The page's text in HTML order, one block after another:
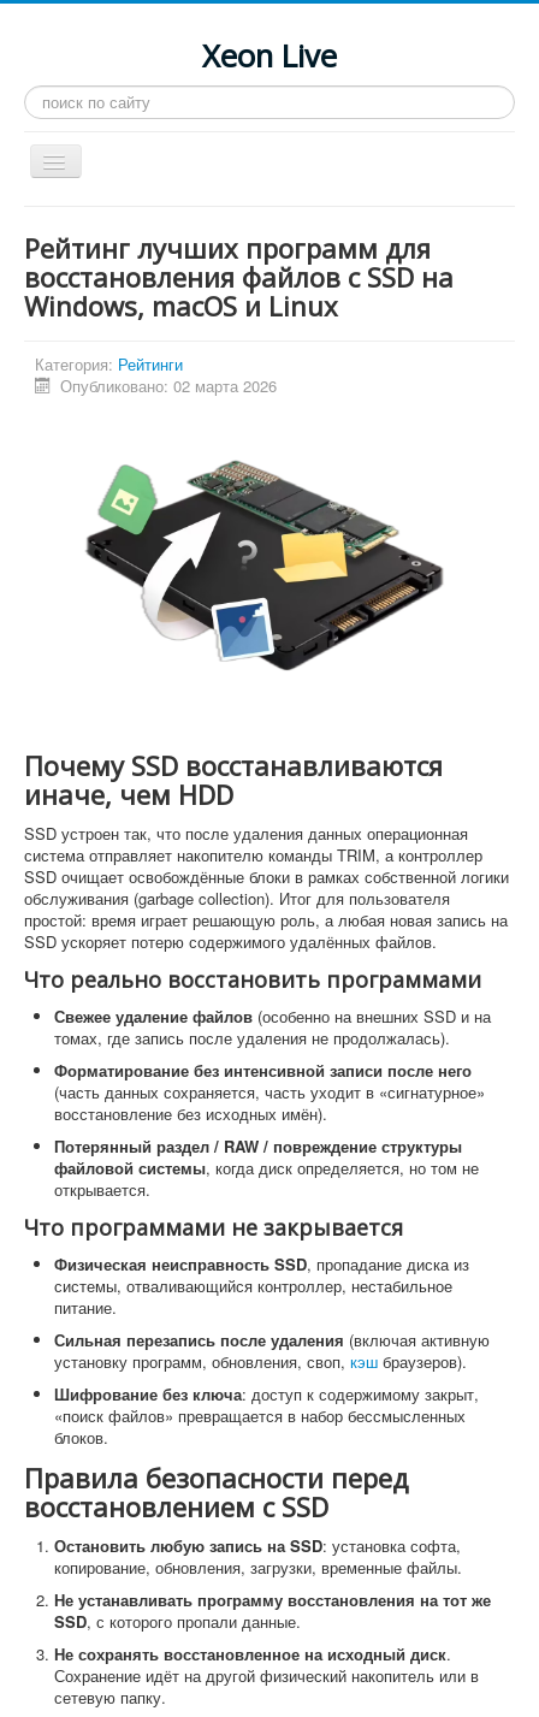
Xeon Live
Искать...
Toggle
Navigation
LGA 2011-3
LGA 2011
Инструкции
Конференция
Системные программы
Рейтинг лучших программ для
восстановления файлов с SSD на
Windows, macOS и Linux
Категория: Рейтинги
Опубликовано: 02 марта 2026
Почему SSD восстанавливаются
иначе, чем HDD
SSD устроен так, что после удаления данных операционная
система отправляет накопителю команды TRIM, а контроллер
SSD очищает освобождённые блоки в рамках собственной логики
обслуживания (garbage collection). Итог для пользователя
простой: время играет решающую роль, а любая новая запись на
SSD ускоряет потерю содержимого удалённых файлов.
Что реально восстановить программами
Свежее удаление файлов (особенно на внешних SSD и на
томах, где запись после удаления не продолжалась).
Форматирование без интенсивной записи после него
(часть данных сохраняется, часть уходит в «сигнатурное»
восстановление без исходных имён).
Потерянный раздел / RAW / повреждение структуры
файловой системы, когда диск определяется, но том не
открывается.
Что программами не закрывается
Физическая неисправность SSD, пропадание диска из
системы, отваливающийся контроллер, нестабильное
питание.
Сильная перезапись после удаления (включая активную
установку программ, обновления, своп, кэш браузеров).
Шифрование без ключа: доступ к содержимому закрыт,
«поиск файлов» превращается в набор бессмысленных
блоков.
Правила безопасности перед
восстановлением с SSD
Остановить любую запись на SSD: установка софта,
копирование, обновления, загрузки, временные файлы.
Не устанавливать программу восстановления на тот же
SSD, с которого пропали данные.
Не сохранять восстановленное на исходный диск.
Сохранение идёт на другой физический накопитель или в
сетевую папку.